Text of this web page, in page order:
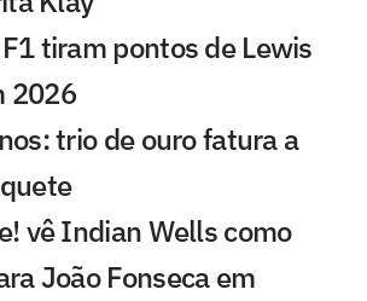
tiram pontos de Lewis
2026
trio de ouro fatura a
vê Indian Wells como
João Fonseca em